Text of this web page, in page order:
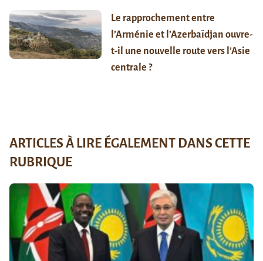
Le rapprochement entre
l’Arménie et l’Azerbaïdjan ouvre-
t-il une nouvelle route vers l’Asie
centrale ?
ARTICLES À LIRE ÉGALEMENT DANS CETTE
RUBRIQUE